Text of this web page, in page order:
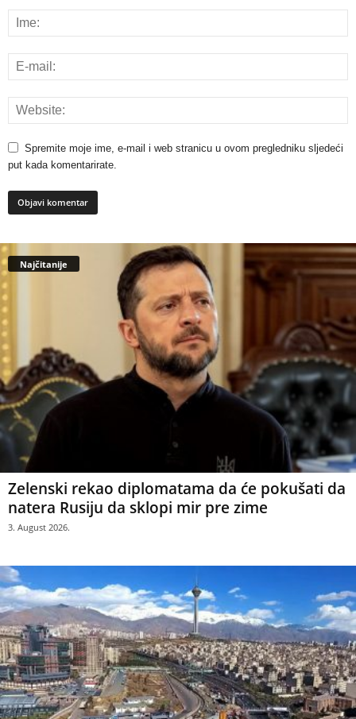
Spremite moje ime, e-mail i web stranicu u ovom pregledniku sljedeći
put kada komentarirate.
Najčitanije
Zelenski rekao diplomatama da će pokušati da
natera Rusiju da sklopi mir pre zime
3. August 2026.